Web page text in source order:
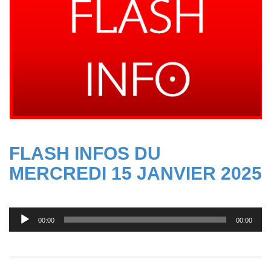
FLASH INFOS DU
MERCREDI 15 JANVIER 2025
Lecteur
audio
00:00 00:00